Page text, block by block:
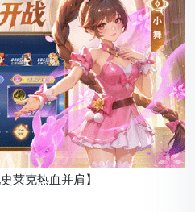
莱克热血并肩】